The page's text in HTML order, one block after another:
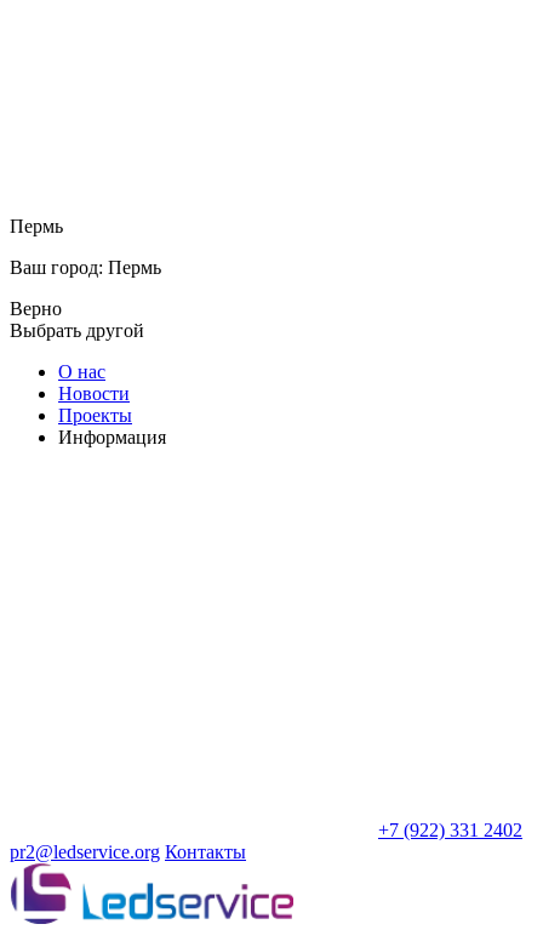
Пермь
Ваш город: Пермь
Верно
Выбрать другой
О нас
Новости
Проекты
Информация
+7 (922) 331 2402
pr2@ledservice.org Контакты